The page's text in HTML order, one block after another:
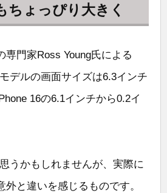
ちょっぴり大きく
専門家Ross Young氏による
デルの画面サイズは6.3インチ
16の6.1インチから0.2イ
うかもしれませんが、実際に
と違いを感じるものです。